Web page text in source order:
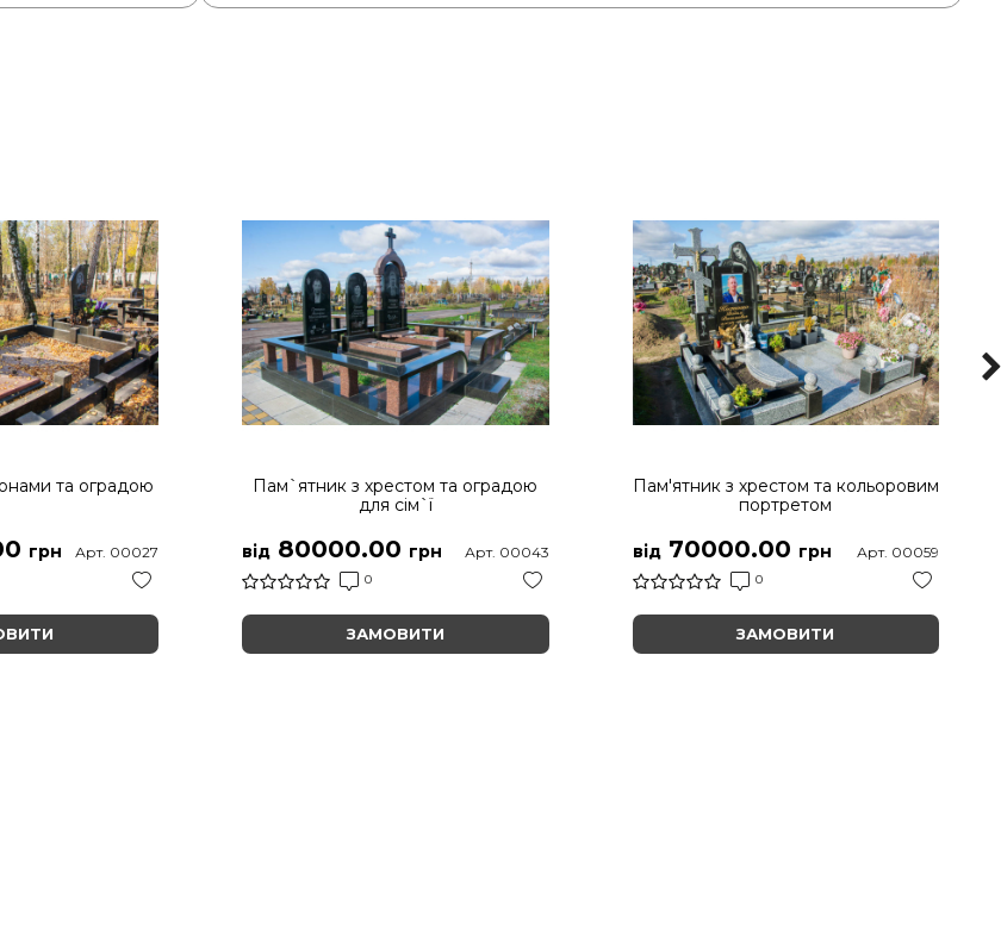
та оградою
грн Арт. 00027
Пам`ятник з хрестом та оградою
для сім`ї
від 80000.00 грн
0
Арт. 00043
ЗАМОВИТИ
Пам'ятник з хрестом та кольоровим
портретом
від70000.00 грн
0
Арт. 00059
ЗАМОВИТИ